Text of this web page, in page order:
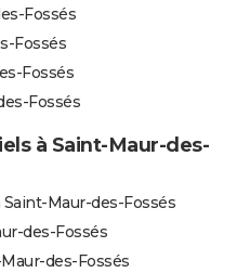
Fossés
Fossés
Fossés
Fossés
à Saint-Maur-des-
Maur-des-Fossés
des-Fossés
des-Fossés